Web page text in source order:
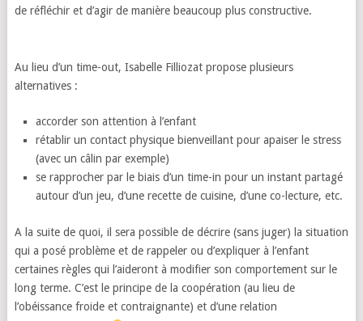
de réfléchir et d’agir de manière beaucoup plus constructive.
Au lieu d’un time-out, Isabelle Filliozat propose plusieurs
alternatives :
accorder son attention à l’enfant
rétablir un contact physique bienveillant pour apaiser le stress
(avec un câlin par exemple)
se rapprocher par le biais d’un time-in pour un instant partagé
autour d’un jeu, d’une recette de cuisine, d’une co-lecture, etc.
A la suite de quoi, il sera possible de décrire (sans juger) la situation
qui a posé problème et de rappeler ou d’expliquer à l’enfant
certaines règles qui l’aideront à modifier son comportement sur le
long terme. C’est le principe de la coopération (au lieu de
l’obéissance froide et contraignante) et d’une relation